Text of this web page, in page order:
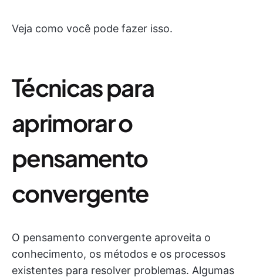
Veja como você pode fazer isso.
Técnicas para
aprimorar o
pensamento
convergente
O pensamento convergente aproveita o
conhecimento, os métodos e os processos
existentes para resolver problemas. Algumas